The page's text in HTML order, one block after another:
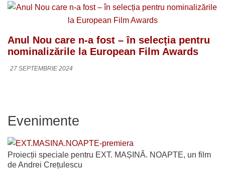
Anul Nou care n-a fost – în selecția pentru
nominalizările la European Film Awards
27 SEPTEMBRIE 2024
Evenimente
Proiecții speciale pentru EXT. MAȘINĂ. NOAPTE, un film
de Andrei Crețulescu